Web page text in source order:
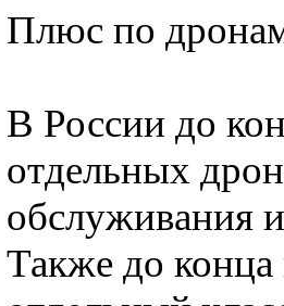
Плюс по
В России до
отдельных
обслуживания
Также до конца